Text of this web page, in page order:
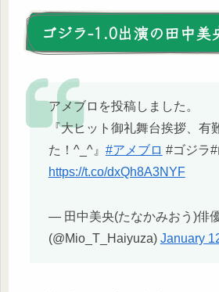
ゴジラ-1.0出演の田中美
アメブロを投稿しました。
『大ヒット御礼舞台挨拶、有
た！^_^』 #アメブロ #ゴジラ
https://t.co/dxQh8A3NYF
— 田中美央(たなかみおう)俳
(@Mio_T_Haiyuza) January